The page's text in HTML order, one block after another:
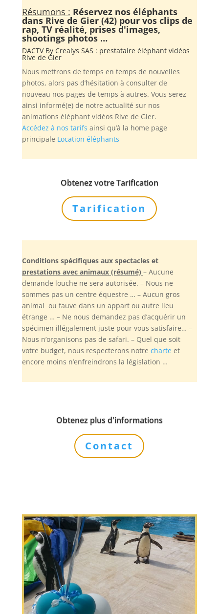
Résumons : Réservez nos éléphants
dans Rive de Gier (42) pour vos clips de
rap, TV réalité, prises d'images,
shootings photos …
DACTV By Crealys SAS : prestataire éléphant vidéos
Rive de Gier
Nous mettrons de temps en temps de nouvelles
photos, alors pas d’hésitation à consulter de
nouveau nos pages de temps à autres. Vous serez
ainsi informé(e) de notre actualité sur nos
animations éléphant vidéos Rive de Gier.
Accédez à nos tarifs ainsi qu’à la home page
principale Location éléphants
Obtenez votre Tarification
Tarification
Conditions spécifiques aux spectacles et
prestations avec animaux (résumé) – Aucune
demande louche ne sera autorisée. – Nous ne
sommes pas un centre équestre … – Aucun gros
animal ou fauve dans un appart ou autre lieu
étrange … – Ne nous demandez pas d’acquérir un
spécimen illégalement juste pour vous satisfaire… –
Nous n’organisons pas de safari. – Quel que soit
votre budget, nous respecterons notre charteet
encore moins n’enfreindrons la législation …
Obtenez plus d'informations
Contact